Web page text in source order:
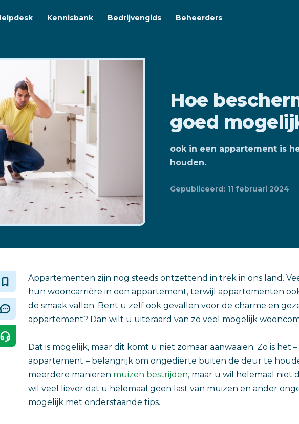
Kennisbank Bedrijvengids Beheerders
Hoe
goed
ook in een appartement is
houden.
Gepubliceerd: 11 februari 2024
Appartementen zijn nog steeds ontzettend in trek in ons land.
hun wooncarrière in een appartement, terwijl appartementen
de smaak vallen. Bent u zelf ook gevallen voor de charme en
appartement? Dan wilt u uiteraard van zo veel mogelijk
Dat is mogelijk, maar dit komt u niet zomaar aanwaaien. Zo is het
appartement – belangrijk om ongedierte buiten de deur te
meerdere manieren muizen bestrijden, maar u wil helemaal niet
wil veel liever dat u helemaal geen last van muizen en ander
mogelijk met onderstaande tips.